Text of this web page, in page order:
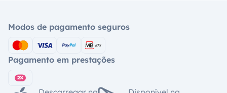
Modos de pagamento seguros
Pagamento em prestações